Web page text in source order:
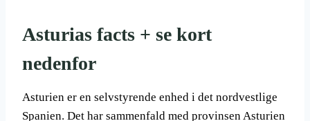
Asturias facts + se kort
nedenfor
Asturien er en selvstyrende enhed i det nordvestlige
Spanien. Det har sammenfald med provinsen Asturien